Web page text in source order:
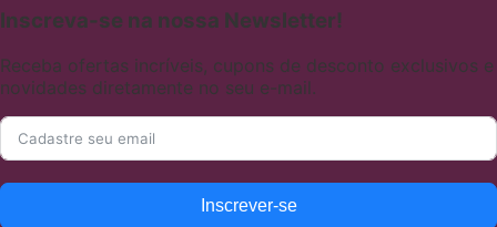
Inscreva-se na nossa Newsletter!
Receba ofertas incríveis, cupons de desconto exclusivos e
novidades diretamente no seu e-mail.
Inscrever-se